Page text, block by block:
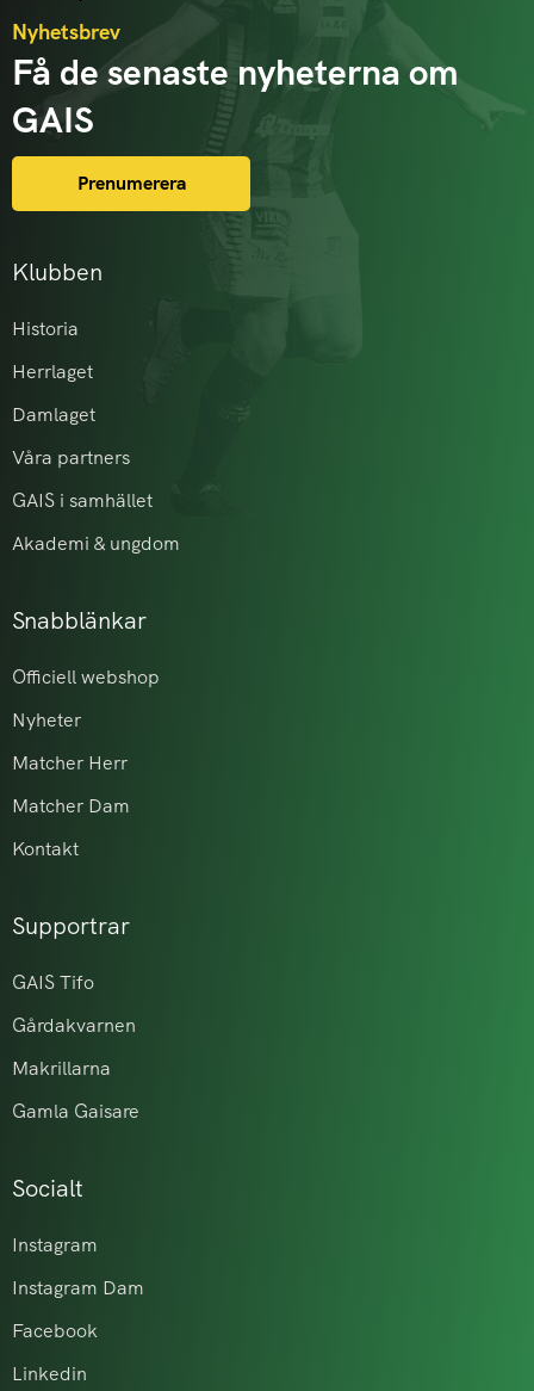
Klubben
Historia
Herrlaget
Damlaget
Våra partners
GAIS i samhället
Akademi & ungdom
Snabblänkar
Officiell webshop
Nyheter
Matcher Herr
Matcher Dam
Kontakt
Supportrar
GAIS Tifo
Gårdakvarnen
Makrillarna
Gamla Gaisare
Socialt
Instagram
Instagram Dam
Facebook
Linkedin
Nyhetsbrev
Få de senaste nyheterna om
GAIS
Prenumerera